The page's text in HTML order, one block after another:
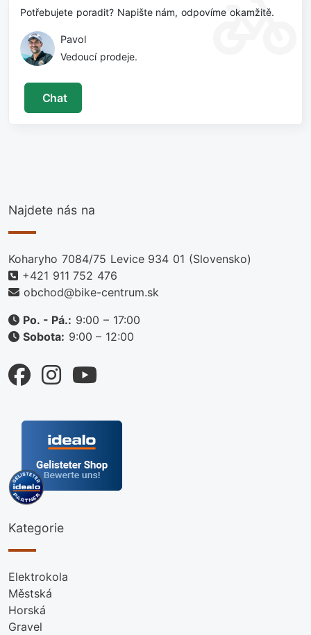
Potřebujete poradit? Napište nám, odpovíme okamžitě.
Pavol
Vedoucí prodeje.
Chat
Najdete nás na
Koharyho 7084/75 Levice 934 01 (Slovensko)
+421 911 752 476
obchod@bike-centrum.sk
Po. - Pá.: 9:00 – 17:00
Sobota: 9:00 – 12:00
Kategorie
Elektrokola
Městská
Horská
Gravel